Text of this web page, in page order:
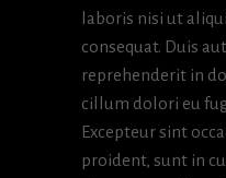
laboris nisi ut
consequat. Duis
reprehenderit in
cillum dolori eu
Excepteur sint
proident, sunt in